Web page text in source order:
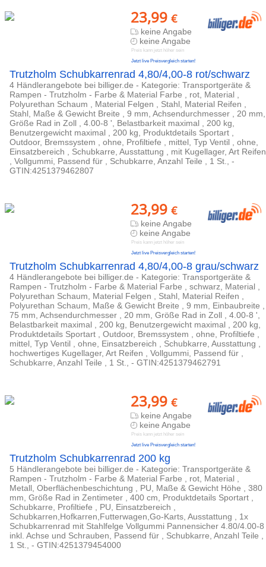
23,99 €
keine Angabe
keine Angabe
Preis kann jetzt höher sein
Jetzt live Preisvergleich starten!
Trutzholm Schubkarrenrad 4,80/4,00-8 rot/schwarz
4 Händlerangebote bei billiger.de - Kategorie: Transportgeräte &
Rampen - Trutzholm - Farbe & Material Farbe , rot, Material ,
Polyurethan Schaum , Material Felgen , Stahl, Material Reifen ,
Stahl, Maße & Gewicht Breite , 9 mm, Achsendurchmesser , 20 mm,
Größe Rad in Zoll , 4.00-8 ', Belastbarkeit maximal , 200 kg,
Benutzergewicht maximal , 200 kg, Produktdetails Sportart ,
Outdoor, Bremssystem , ohne, Profiltiefe , mittel, Typ Ventil , ohne,
Einsatzbereich , Schubkarre, Ausstattung , mit Kugellager, Art Reifen
, Vollgummi, Passend für , Schubkarre, Anzahl Teile , 1 St., -
GTIN:4251379462807
23,99 €
keine Angabe
keine Angabe
Preis kann jetzt höher sein
Jetzt live Preisvergleich starten!
Trutzholm Schubkarrenrad 4,80/4,00-8 grau/schwarz
4 Händlerangebote bei billiger.de - Kategorie: Transportgeräte &
Rampen - Trutzholm - Farbe & Material Farbe , schwarz, Material ,
Polyurethan Schaum, Material Felgen , Stahl, Material Reifen ,
Polyurethan Schaum, Maße & Gewicht Breite , 9 mm, Einbaubreite ,
75 mm, Achsendurchmesser , 20 mm, Größe Rad in Zoll , 4.00-8 ',
Belastbarkeit maximal , 200 kg, Benutzergewicht maximal , 200 kg,
Produktdetails Sportart , Outdoor, Bremssystem , ohne, Profiltiefe ,
mittel, Typ Ventil , ohne, Einsatzbereich , Schubkarre, Ausstattung ,
hochwertiges Kugellager, Art Reifen , Vollgummi, Passend für ,
Schubkarre, Anzahl Teile , 1 St., - GTIN:4251379462791
23,99 €
keine Angabe
keine Angabe
Preis kann jetzt höher sein
Jetzt live Preisvergleich starten!
Trutzholm Schubkarrenrad 200 kg
5 Händlerangebote bei billiger.de - Kategorie: Transportgeräte &
Rampen - Trutzholm - Farbe & Material Farbe , rot, Material ,
Metall, Oberflächenbeschichtung , PU, Maße & Gewicht Höhe , 380
mm, Größe Rad in Zentimeter , 400 cm, Produktdetails Sportart ,
Schubkarre, Profiltiefe , PU, Einsatzbereich ,
Schubkarren,Hofkarren,Futterwagen,Go-Karts, Ausstattung , 1x
Schubkarrenrad mit Stahlfelge Vollgummi Pannensicher 4.80/4.00-8
inkl. Achse und Schrauben, Passend für , Schubkarre, Anzahl Teile ,
1 St., - GTIN:4251379454000